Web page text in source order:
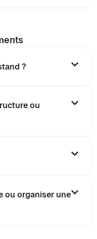
?
ou
ou organiser une